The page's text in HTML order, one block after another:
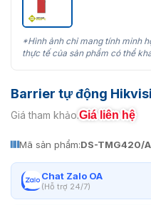
*Hình ảnh chỉ mang tính minh
thực tế của sản phẩm có thể
Barrier tự động
Giá tham khảo:Giá liên hệ
Mã sản phẩm:DS-TMG420/
Chat Zalo OA
(Hỗ trợ 24/7)